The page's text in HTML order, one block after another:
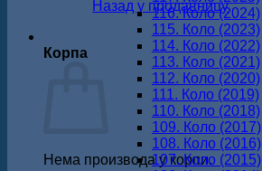
Назад у продавницу
Корпа
Нема производа у корпи.
116. Коло (2024)
115. Коло (2023)
114. Коло (2022)
113. Коло (2021)
112. Коло (2020)
111. Коло (2019)
110. Коло (2018)
109. Коло (2017)
108. Коло (2016)
107. Коло (2015)